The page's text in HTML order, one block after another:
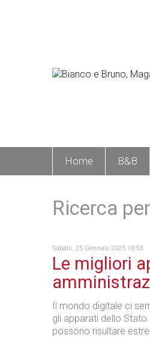
Home B&B
Ricerca
Sabato, 25 Gennaio 2025 16:53
Le migliori
Il mondo digitale ci
gli apparati dello
possono risultare